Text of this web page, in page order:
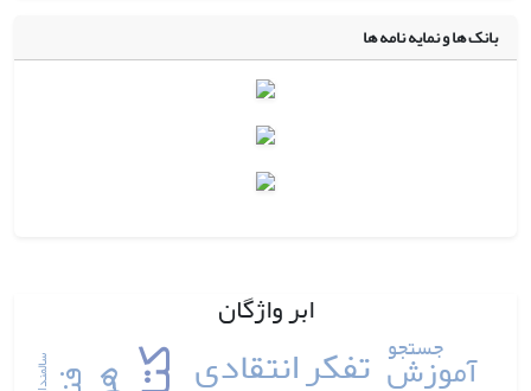
بانک ها و نمایه نامه ها
ابر واژگان
تفکر انتقادی آموزش
جستجو
سالمندان